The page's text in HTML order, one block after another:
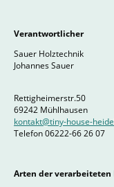
Verantwortlicher
Sauer Holztechnik
Johannes Sauer
Rettigheimerstr.50
69242 Mühlhausen
kontakt@tiny-house-
Telefon 06222-66 26 07
Arten der verarbeiteten